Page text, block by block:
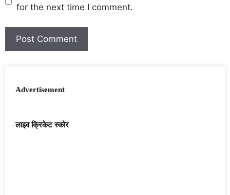
for the next time I comment.
Advertisement
लाइव क्रिकेट स्कोर